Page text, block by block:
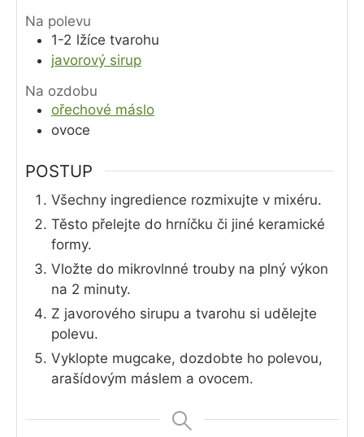
Na polevu
1-2 lžíce tvarohu
javorový sirup
Na ozdobu
ořechové máslo
ovoce
POSTUP
Všechny ingredience rozmixujte v mixéru.
Těsto přelejte do hrníčku či jiné keramické
formy.
Vložte do mikrovlnné trouby na plný výkon
na 2 minuty.
Z javorového sirupu a tvarohu si udělejte
polevu.
Vyklopte mugcake, dozdobte ho polevou,
arašídovým máslem a ovocem.